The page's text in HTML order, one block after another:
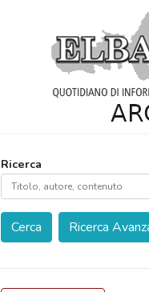
Ricerca
Cerca Ricerca